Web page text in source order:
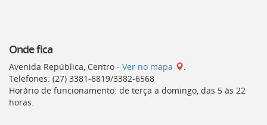
Onde fica
Avenida República, Centro - Ver no mapa
Telefones: (27) 3381-6819/3382-6568
Horário de funcionamento: de terça a domingo, das 5 às 22
horas.